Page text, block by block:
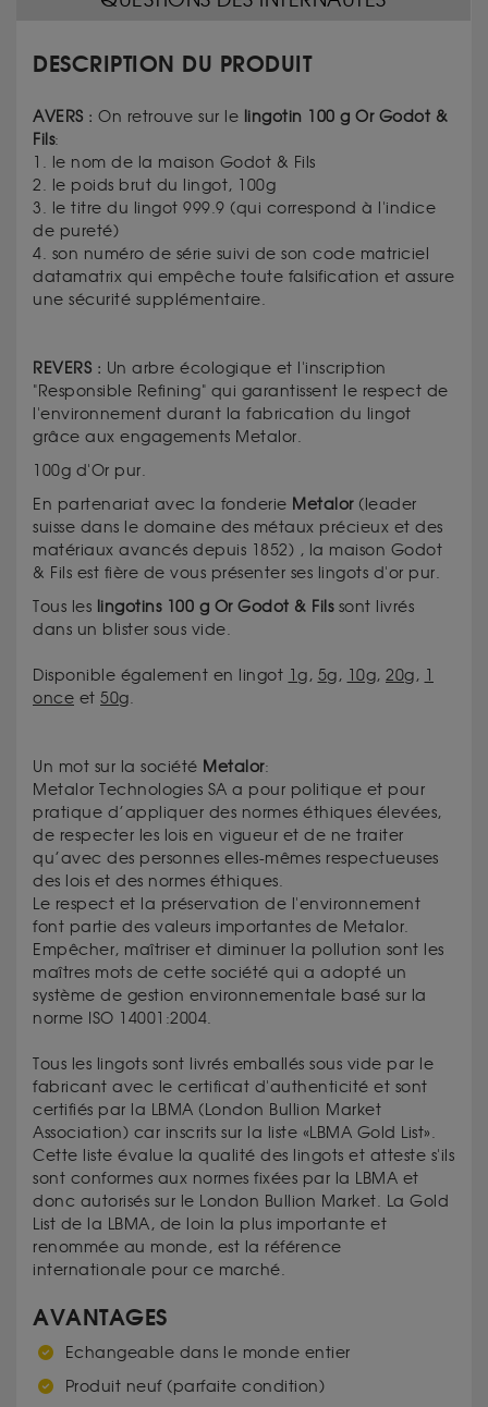
DESCRIPTION DU PRODUIT
AVERS : On retrouve sur le lingotin 100 g Or Godot &
Fils:
1. le nom de la maison Godot & Fils
2. le poids brut du lingot, 100g
3. le titre du lingot 999.9 (qui correspond à l'indice
de pureté)
4. son numéro de série suivi de son code matriciel
datamatrix qui empêche toute falsification et assure
une sécurité supplémentaire.
REVERS : Un arbre écologique et l'inscription
"Responsible Refining" qui garantissent le respect de
l'environnement durant la fabrication du lingot
grâce aux engagements Metalor.
100g d'Or pur.
En partenariat avec la fonderie Metalor( leader
suisse dans le domaine des métaux précieux et des
matériaux avancés depuis 1852) , la maison Godot
& Fils est fière de vous présenter ses lingots d'or pur.
Tous les lingotins 100 g Or Godot & Filssont livrés
dans un blister sous vide.
Disponible également en lingot 1g, 5g, 10g, 20g, 1
once et 50g.
Un mot sur la société Metalor:
Metalor Technologies SA a pour politique et pour
pratique d’appliquer des normes éthiques élevées,
de respecter les lois en vigueur et de ne traiter
qu’avec des personnes elles-mêmes respectueuses
des lois et des normes éthiques.
Le respect et la préservation de l'environnement
font partie des valeurs importantes de Metalor.
Empêcher, maîtriser et diminuer la pollution sont les
maîtres mots de cette société qui a adopté un
système de gestion environnementale basé sur la
norme ISO 14001:2004.
Tous les lingots sont livrés emballés sous vide par le
fabricant avec le certificat d'authenticité et sont
certifiés par la LBMA (London Bullion Market
Association) car inscrits sur la liste «LBMA Gold List».
Cette liste évalue la qualité des lingots et atteste s'ils
sont conformes aux normes fixées par la LBMA et
donc autorisés sur le London Bullion Market. La Gold
List de la LBMA, de loin la plus importante et
renommée au monde, est la référence
internationale pour ce marché.
AVANTAGES
Echangeable dans le monde entier
Produit neuf (parfaite condition)